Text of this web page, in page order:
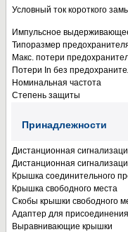
Условный ток короткого
Импульсное
Типоразмер
Макс. потери
Потери In без
Номинальная частота
Степень защиты
Принадлежности
Дистанционная
Дистанционная
Крышка соединительного
Крышка свободного места
Скобы крышки свободного
Адаптер для
Выравнивающие крышки